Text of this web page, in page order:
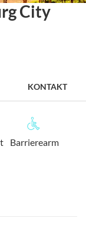
City
KONTAKT
Barrierearm